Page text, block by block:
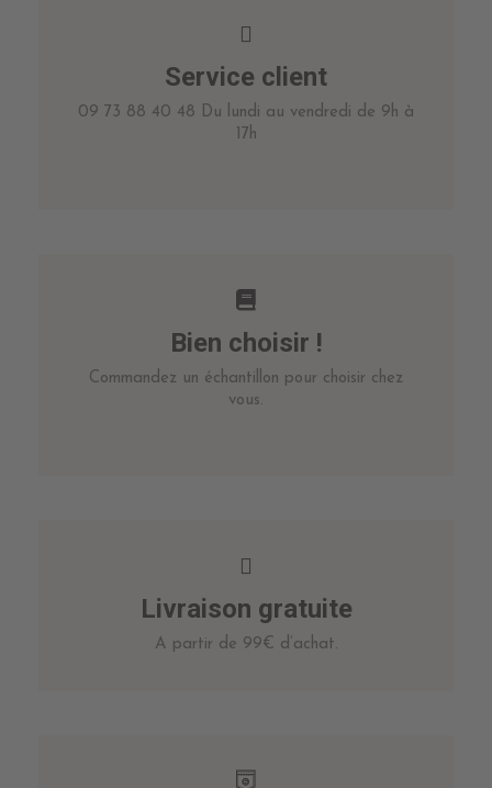
Service client
09 73 88 40 48 Du lundi au vendredi de 9h à
17h
Bien choisir !
Commandez un échantillon pour choisir chez
vous.
Livraison gratuite
A partir de 99€ d’achat.